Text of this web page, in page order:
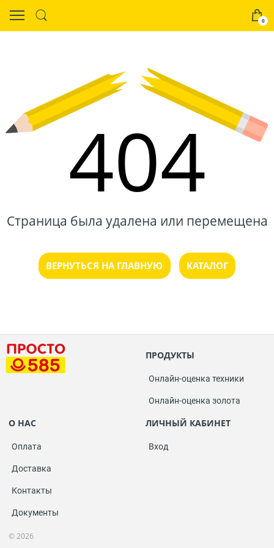
0
404
Страница была удалена или перемещена
ВЕРНУТЬСЯ НА ГЛАВНУЮ КАТАЛОГ
ПРОДУКТЫ
Онлайн-оценка техники
Онлайн-оценка золота
О НАС
Оплата
Доставка
Контакты
Документы
ЛИЧНЫЙ КАБИНЕТ
Вход
© 2026